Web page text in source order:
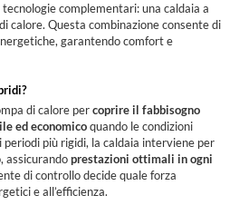
complementari: una caldaia a
calore. Questa combinazione consente di
garantendo comfort e
di calore percoprire il fabbisogno
ed economicoquando le condizioni
più rigidi, la caldaia interviene per
assicurandoprestazioni ottimali in ogni
di controllo decide quale forza
e all’efficienza.